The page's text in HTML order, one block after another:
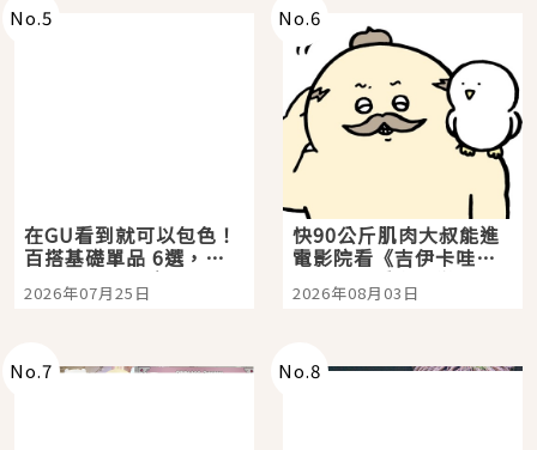
No.5
在GU看到就可以包色！
百搭基礎單品 6選，閉
眼全收也不心疼
2026年07月25日
No.6
快90公斤肌肉大叔能進
電影院看《吉伊卡哇》
嗎？日本重金屬樂團
「打首」會長與nagano
2026年08月03日
No.7 No.8